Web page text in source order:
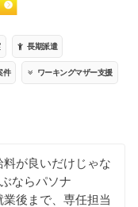
長期派遣
件 ワーキングマザー支援
が良いだけじゃな
ならパソナ
後まで、専任担当